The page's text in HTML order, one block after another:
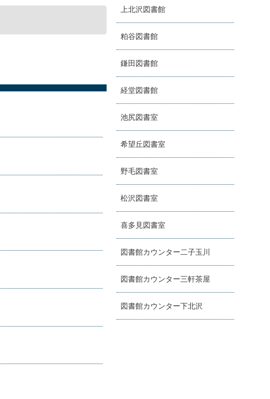
上北沢図書館
粕谷図書館
鎌田図書館
経堂図書館
池尻図書室
希望丘図書室
野毛図書室
松沢図書室
喜多見図書室
図書館カウンター二子玉川
図書館カウンター三軒茶屋
図書館カウンター下北沢